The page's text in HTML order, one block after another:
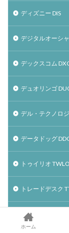
ディズニー DIS
デジタルオーシ
デックスコム
デュオリンゴ
デル・テクノロ
データドッグ
トゥイリオ TWLO
トレードデスク
ドキュサイン
ホーム